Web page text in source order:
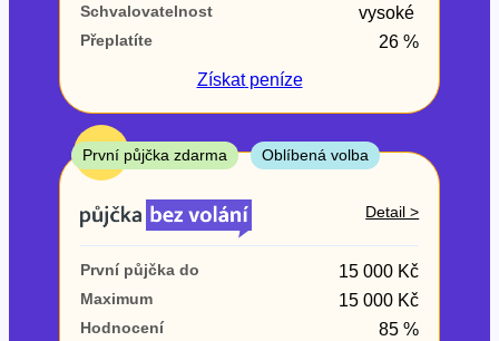
ne
Ve zkušebce
ano
ne
V exekuci
ne
Po insolvenci
Schvalovatelnost vysoké
Přeplatíte
26 %
Získatpeníze
TOP
První půjčka zdarma Oblíbená volba
Detail >
První půjčka do 15 000 Kč
Maximum 15 000 Kč
Hodnocení 85 %